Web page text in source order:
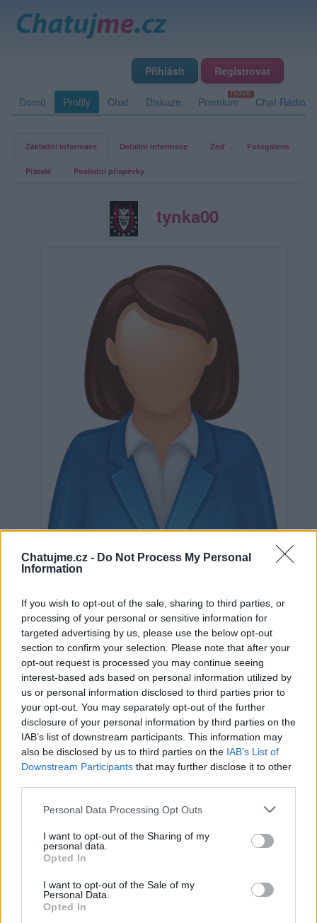
Chatujme.cz - Do Not Process My Personal
Information
If you wish to opt-out of the sale, sharing to third parties, or
processing of your personal or sensitive information for
targeted advertising by us, please use the below opt-out
section to confirm your selection. Please note that after your
opt-out request is processed you may continue seeing
interest-based ads based on personal information utilized by
us or personal information disclosed to third parties prior to
your opt-out. You may separately opt-out of the further
disclosure of your personal information by third parties on the
IAB’s list of downstream participants. This information may
also be disclosed by us to third parties on the IAB’s List of
Downstream Participants that may further disclose it to other
Personal Data Processing Opt Outs
I want to opt-out of the Sharing of my
personal data.
Opted In
I want to opt-out of the Sale of my
Personal Data.
Opted In
Přihlásit Registrovat
Domů Profily Chat Diskuze Premium Chat Rádio
Základní informace Detailní informace Zeď Fotogalerie
Přátelé Poslední příspěvky
tynka00
Neověřeno
0 uživatelům se líbí
Věk: 20
Kontakt
Napsat uživateli vzkaz
Informace o profilu a chatu
Online: Není nikde online
Prochatováno: 0.00 hod.
Líbí se:0
Oblibené místnosti
Sledované diskuze